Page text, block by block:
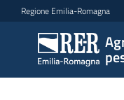
Vai al contenuto
Vai alla navigazione
Vai al footer
Regione Emilia-Romagna
caccia e
pesca